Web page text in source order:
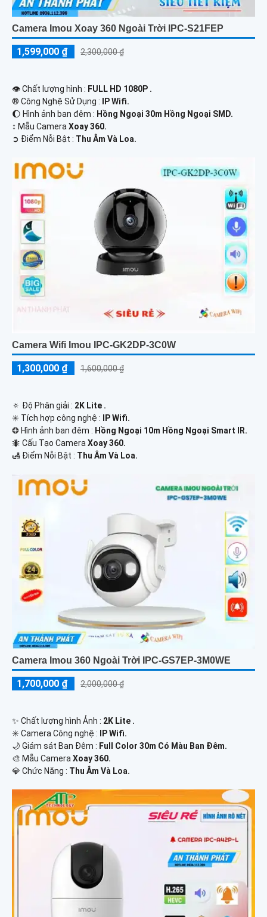
Camera Imou Xoay 360 Ngoài Trời IPC-S21FEP
1,599,000 ₫ 2,300,000 ₫
👁 Chất lượng hình : FULL HD 1080P .
®️ Công Nghệ Sử Dụng :
IP Wifi.
🌔 Hình ảnh ban đêm : Hồng Ngoại 30m Hồng Ngoại SMD.
↕️ Mẫu Camera Xoay 360.
️➲ Điểm Nỗi Bật : Thu Âm Và Loa.
Camera Wifi Imou IPC-GK2DP-3C0W
1,300,000 ₫ 1,600,000 ₫
🔅 Độ Phân giải : 2K Lite .
✳️ Tích hợp công nghệ : IP Wifi.
❂ Hình ảnh ban đêm : Hồng Ngoại 10m Hồng Ngoại Smart IR.
🐜 Cấu Tạo Camera Xoay 360.
️🛃 Điểm Nỗi Bật : Thu Âm Và Loa.
Camera Imou 360 Ngoài Trời IPC-GS7EP-3M0WE
1,700,000 ₫ 2,000,000 ₫
✨ Chất lượng hình Ảnh : 2K Lite .
✳️ Camera Công nghệ :
IP Wifi.
🌙 Giám sát Ban Đêm : Full Color 30m Có Màu Ban Ðêm.
🎨 Mẫu CameraXoay 360.
️💎 Chức Năng : Thu Âm Và Loa.